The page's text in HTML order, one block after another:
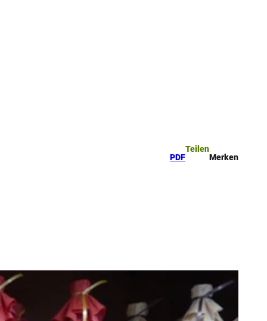
PDF
Teilen
Merken